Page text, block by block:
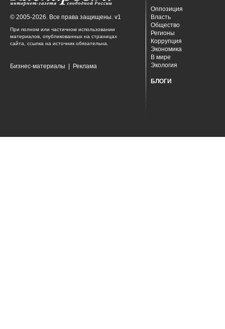
© 2005-2026. Все права защищены. v1
При полном или частичном использовании
материалов, опубликованных на страницах
сайта, ссылка на источник обязательна.
Бизнес-материалы Реклама
Оппозиция
Власть
Общество
Регионы
Коррупция
Экономика
В мире
Экология
БЛОГИ